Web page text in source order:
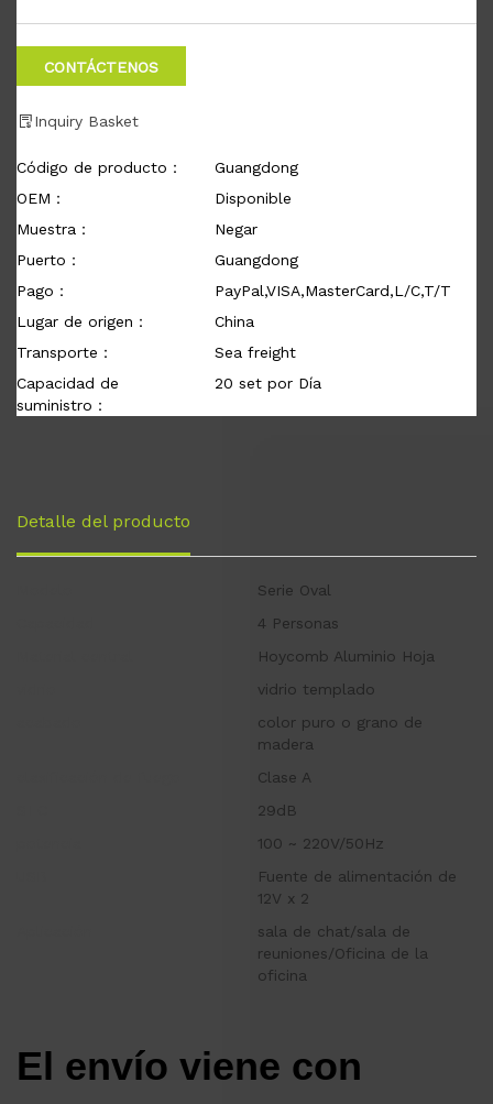
CONTÁCTENOS
Inquiry Basket
Código de producto：
Guangdong
OEM：
Disponible
Muestra：
Negar
Puerto：
Guangdong
Pago：
PayPal,VISA,MasterCard,L/C,T/T
Lugar de origen：
China
Transporte：
Sea freight
Capacidad de
suministro：
20 set por Día
Detalle del producto
Serie Oval
4 Personas
Hoycomb Aluminio Hoja
vidrio templado
color puro o grano de
madera
Clase A
29dB
100 ~ 220V/50Hz
Fuente de alimentación de
12V x 2
sala de chat/sala de
reuniones/Oficina de la
oficina